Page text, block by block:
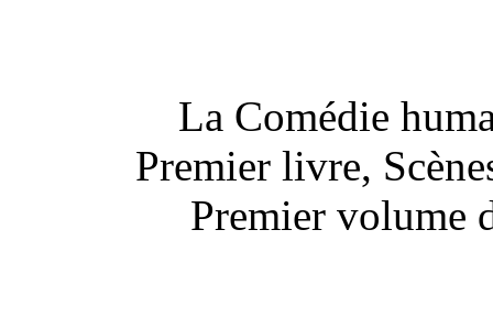
La Comédie
Premier livre,
Premier volume